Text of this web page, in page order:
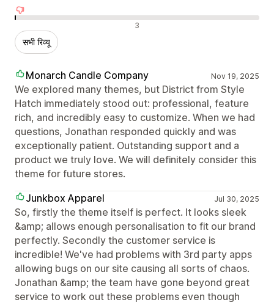
नकारात्मक रिव्यू 3
सभी रिव्यू
Monarch Candle Company Nov 19, 2025
We explored many themes, but District from Style
Hatch immediately stood out: professional, feature
rich, and incredibly easy to customize. When we had
questions, Jonathan responded quickly and was
exceptionally patient. Outstanding support and a
product we truly love. We will definitely consider this
theme for future stores.
Junkbox Apparel
Jul 30, 2025
So, firstly the theme itself is perfect. It looks sleek
&amp; allows enough personalisation to fit our brand
perfectly. Secondly the customer service is
incredible! We've had problems with 3rd party apps
allowing bugs on our site causing all sorts of chaos.
Jonathan &amp; the team have gone beyond great
service to work out these problems even though